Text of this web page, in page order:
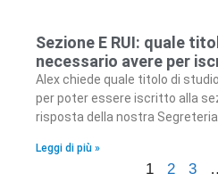
Sezione E RUI: quale
necessario avere per
Alex chiede quale titolo di
per poter essere iscritto alla
risposta della nostra Segreteria.
Leggi di più »
1 2 3